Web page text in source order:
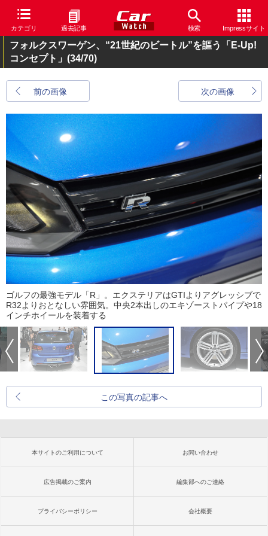
カテゴリ 過去記事 検索 Impressサイト
フォルクスワーゲン、“21世紀のビートル”を謳う「E-Up!
コンセプト」 (34/70)
前の画像 次の画像
ゴルフの最強モデル「R」。エクステリアはGTIよりアグレッシブで
R32よりおとなしい雰囲気。中央2本出しのエキゾーストパイプや18
インチホイールを装着する
この写真の記事へ
本サイトのご利用について お問い合わせ
広告掲載のご案内 編集部へのご連絡
プライバシーポリシー 会社概要